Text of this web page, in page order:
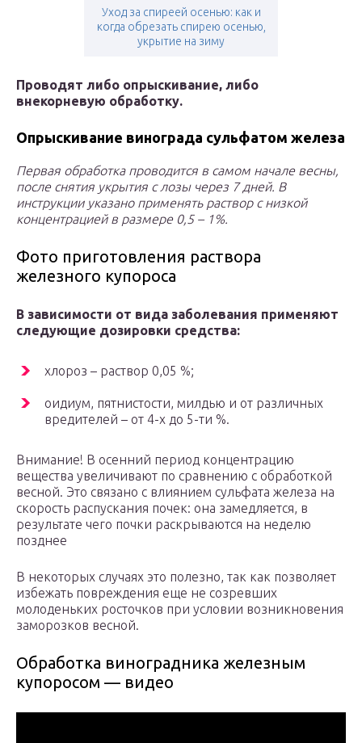
Уход за спиреей осенью: как и
когда обрезать спирею осенью,
укрытие на зиму
Проводят либо опрыскивание, либо
внекорневую обработку.
Опрыскивание винограда сульфатом железа
Первая обработка проводится в самом начале весны,
после снятия укрытия с лозы через 7 дней. В
инструкции указано применять раствор с низкой
концентрацией в размере 0,5 – 1%.
Фото приготовления раствора
железного купороса
В зависимости от вида заболевания применяют
следующие дозировки средства:
хлороз – раствор 0,05 %;
оидиум, пятнистости, милдью и от различных
вредителей – от 4-х до 5-ти %.
Внимание! В осенний период концентрацию
вещества увеличивают по сравнению с обработкой
весной. Это связано с влиянием сульфата железа на
скорость распускания почек: она замедляется, в
результате чего почки раскрываются на неделю
позднее
В некоторых случаях это полезно, так как позволяет
избежать повреждения еще не созревших
молоденьких росточков при условии возникновения
заморозков весной.
Обработка виноградника железным
купоросом — видео